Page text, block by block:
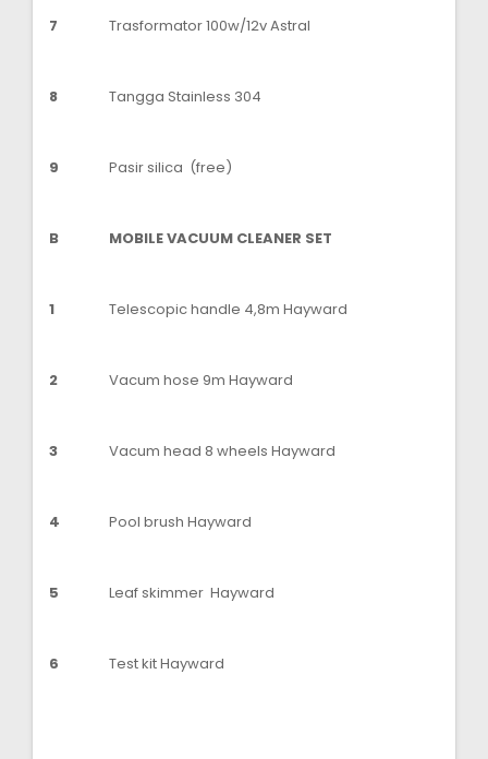
7 Trasformator 100w/12v Astral
8 Tangga Stainless 304
9 Pasir silica (free)
B MOBILE VACUUM CLEANER SET
1 Telescopic handle 4,8m Hayward
2 Vacum hose 9m Hayward
3 Vacum head 8 wheels Hayward
4 Pool brush Hayward
5 Leaf skimmer Hayward
6 Test kit Hayward